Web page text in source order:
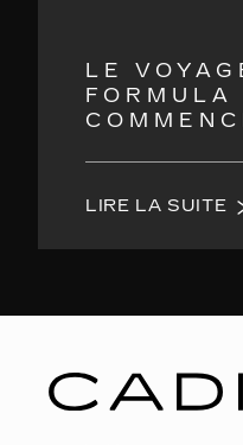
LE
FORMULA
LIRE LA SUITE